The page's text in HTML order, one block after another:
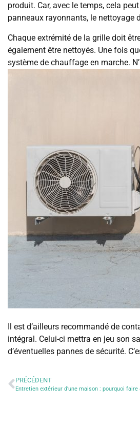
produit. Car, avec le temps, cela
panneaux rayonnants, le nettoyage
Chaque extrémité de la grille doit
également être nettoyés. Une fois
système de chauffage en marche.
Il est d’ailleurs recommandé de
intégral. Celui-ci mettra en jeu son
d’éventuelles pannes de sécurité.
PRÉCÉDENT
Entretien extérieur d’une maison : pourquoi